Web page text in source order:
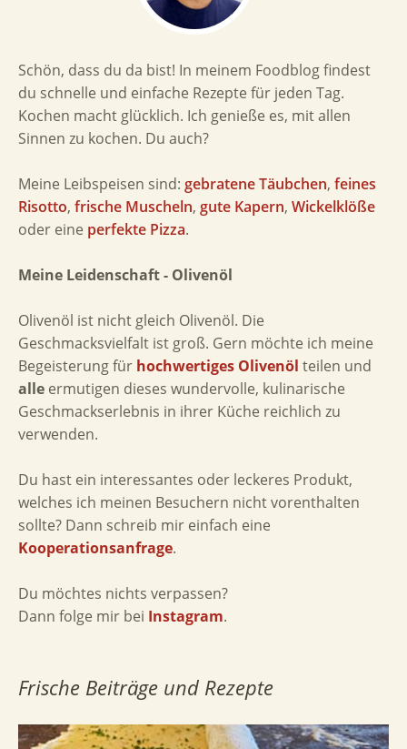
Schön, dass du da bist! In meinem Foodblog findest
du schnelle und einfache Rezepte für jeden Tag.
Kochen macht glücklich. Ich genieße es, mit allen
Sinnen zu kochen. Du auch?
Meine Leibspeisen sind: gebratene Täubchen, feines
Risotto, frische Muscheln, gute Kapern, Wickelklöße
oder eine perfekte Pizza.
Meine Leidenschaft - Olivenöl
Olivenöl ist nicht gleich Olivenöl. Die
Geschmacksvielfalt ist groß. Gern möchte ich meine
Begeisterung für hochwertiges Olivenöl teilen und
alle ermutigen dieses wundervolle, kulinarische
Geschmackserlebnis in ihrer Küche reichlich zu
verwenden.
Du hast ein interessantes oder leckeres Produkt,
welches ich meinen Besuchern nicht vorenthalten
sollte? Dann schreib mir einfach eine
Kooperationsanfrage.
Du möchtes nichts verpassen?
Dann folge mir bei Instagram.
Frische Beiträge und Rezepte